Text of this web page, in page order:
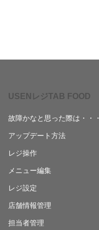
USENレジTAB FOOD
故障かなと思った際は・・・
アップデート方法
レジ操作
メニュー編集
レジ設定
店舗情報管理
担当者管理